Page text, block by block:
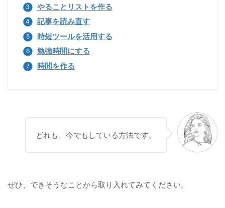
やることリストを作る
記事を読み直す
時短ツールを活用する
勉強時間にする
時間を作る
どれも、今でもしている方法です。
ぜひ、できそうなことから取り入れてみてください。